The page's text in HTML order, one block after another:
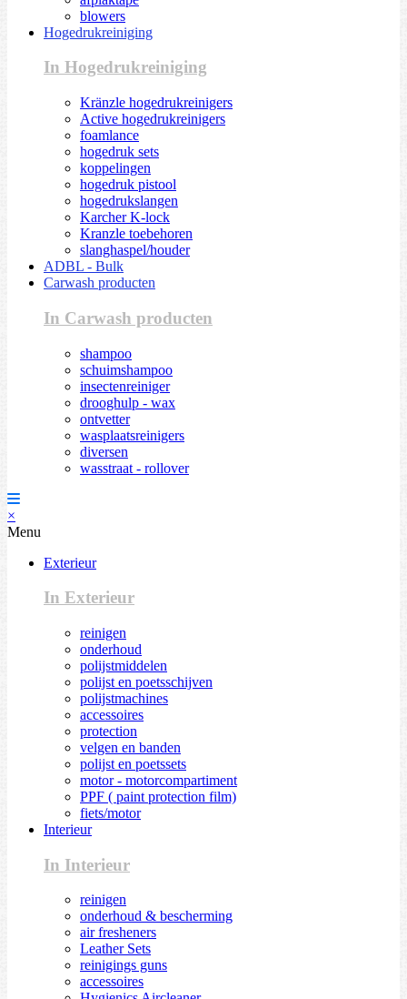
blowers
Hogedrukreiniging
In Hogedrukreiniging
Kränzle hogedrukreinigers
Active hogedrukreinigers
foamlance
hogedruk sets
koppelingen
hogedruk pistool
hogedrukslangen
Karcher K-lock
Kranzle toebehoren
slanghaspel/houder
ADBL - Bulk
Carwash producten
In Carwash producten
shampoo
schuimshampoo
insectenreiniger
drooghulp - wax
ontvetter
wasplaatsreinigers
diversen
wasstraat - rollover
×
Menu
Exterieur
In Exterieur
reinigen
onderhoud
polijstmiddelen
polijst en poetsschijven
polijstmachines
accessoires
protection
velgen en banden
polijst en poetssets
motor - motorcompartiment
PPF ( paint protection film)
fiets/motor
Interieur
In Interieur
reinigen
onderhoud & bescherming
air fresheners
Leather Sets
reinigings guns
accessoires